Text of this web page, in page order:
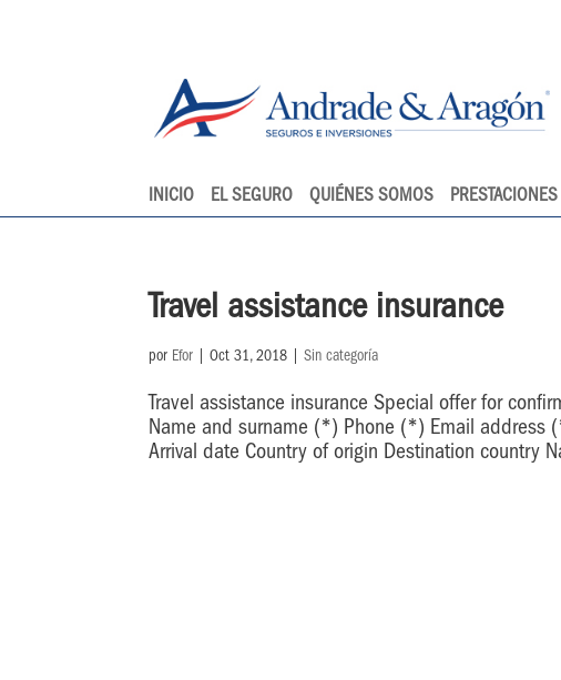
INICIO EL SEGURO QUIÉNES SOMOS PRESTACIONES
Travel assistance insurance
por Efor |Oct 31, 2018 |Sin categoría
Travel assistance insurance Special offer for
Name and surname (*) Phone (*) Email address
Arrival date Country of origin Destination country